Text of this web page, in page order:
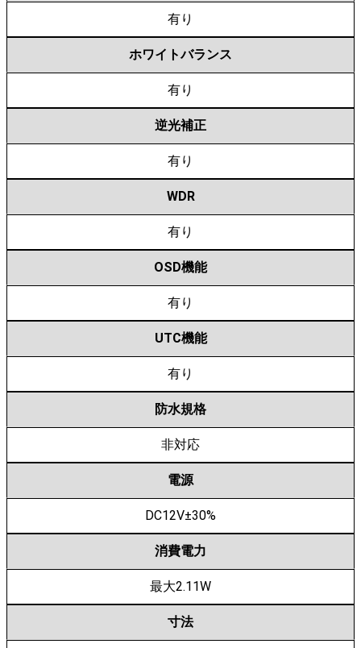
有り
ホワイトバランス
有り
逆光補正
有り
WDR
有り
OSD機能
有り
UTC機能
有り
防水規格
非対応
電源
DC12V±30%
消費電力
最大2.11W
寸法